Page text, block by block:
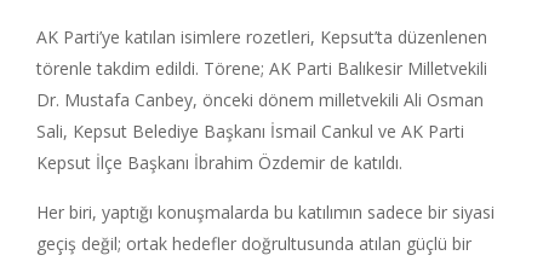
AK Parti’ye katılan isimlere rozetleri, Kepsut’ta düzenlenen
törenle takdim edildi. Törene; AK Parti Balıkesir Milletvekili
Dr. Mustafa Canbey, önceki dönem milletvekili Ali Osman
Sali, Kepsut Belediye Başkanı İsmail Cankul ve AK Parti
Kepsut İlçe Başkanı İbrahim Özdemir de katıldı.
Her biri, yaptığı konuşmalarda bu katılımın sadece bir siyasi
geçiş değil; ortak hedefler doğrultusunda atılan güçlü bir